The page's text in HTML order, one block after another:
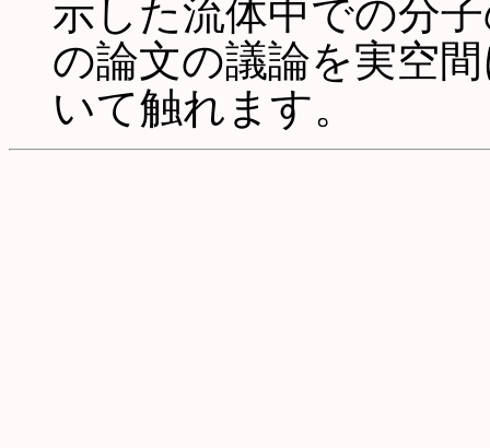
示した流体中での分
の論文の議論を実空
いて触れます。